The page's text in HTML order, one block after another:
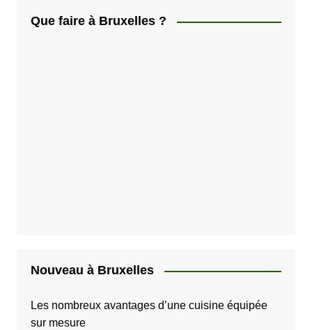
Que faire à Bruxelles ?
Nouveau à Bruxelles
Les nombreux avantages d’une cuisine équipée
sur mesure